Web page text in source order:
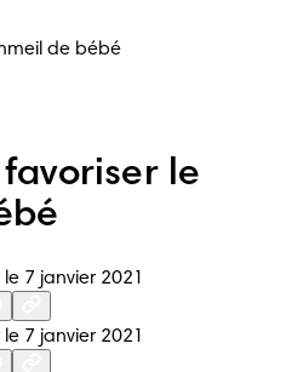
de bébé
le
7 janvier 2021
7 janvier 2021